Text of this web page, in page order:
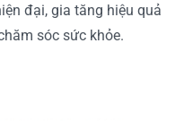
đại, gia tăng hiệu quả
sóc sức khỏe.